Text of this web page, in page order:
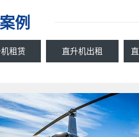
例
租赁 直升机出租